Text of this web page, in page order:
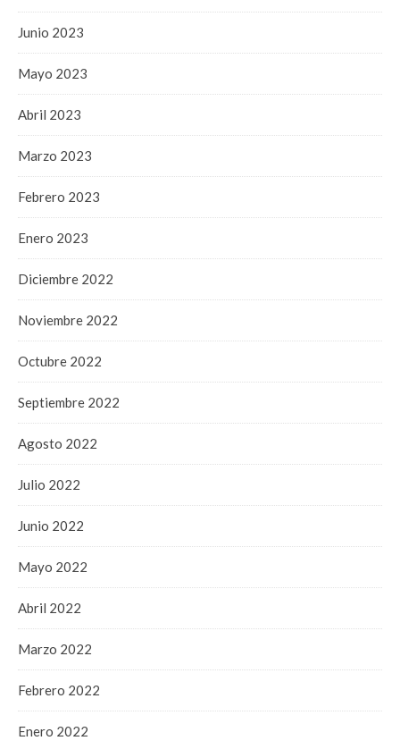
Junio 2023
Mayo 2023
Abril 2023
Marzo 2023
Febrero 2023
Enero 2023
Diciembre 2022
Noviembre 2022
Octubre 2022
Septiembre 2022
Agosto 2022
Julio 2022
Junio 2022
Mayo 2022
Abril 2022
Marzo 2022
Febrero 2022
Enero 2022